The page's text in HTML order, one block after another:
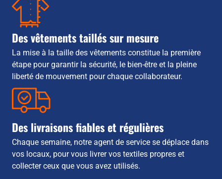
Des vêtements taillés sur mesure
La mise à la taille des vêtements constitue la première
étape pour garantir la sécurité, le bien-être et la pleine
liberté de mouvement pour chaque collaborateur.
Des livraisons fiables et régulières
Chaque semaine, notre agent de service se déplace dans
vos locaux, pour vous livrer vos textiles propres et
collecter ceux que vous avez utilisés.